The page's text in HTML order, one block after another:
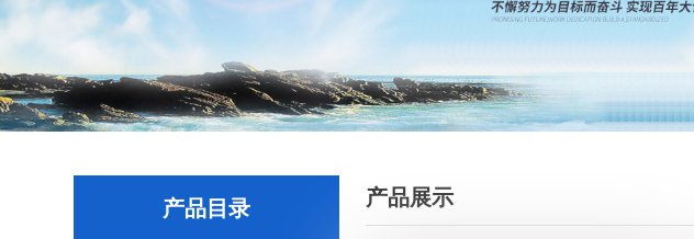
产品目录 产品展示